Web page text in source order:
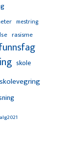
mestring
rasisme
skole
skolevegring